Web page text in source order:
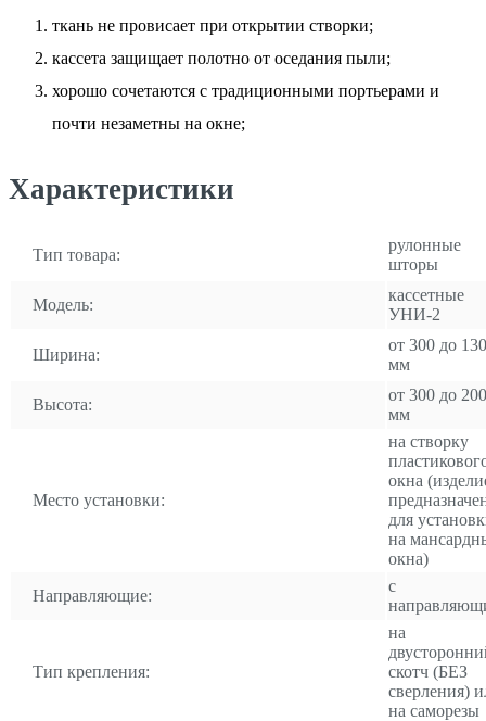
ткань не провисает при открытии створки;
кассета защищает полотно от оседания пыли;
хорошо сочетаются с традиционными портьерами и
почти незаметны на окне;
Характеристики
Тип товара:
рулонные
шторы
Модель:
кассетные
УНИ-2
Ширина:
от 300 до
мм
Высота:
от 300 до
мм
Место установки:
на створку
окна
для
на
окна)
Направляющие:
с
Тип крепления:
на
скотч (БЕЗ
сверления)
на саморезы